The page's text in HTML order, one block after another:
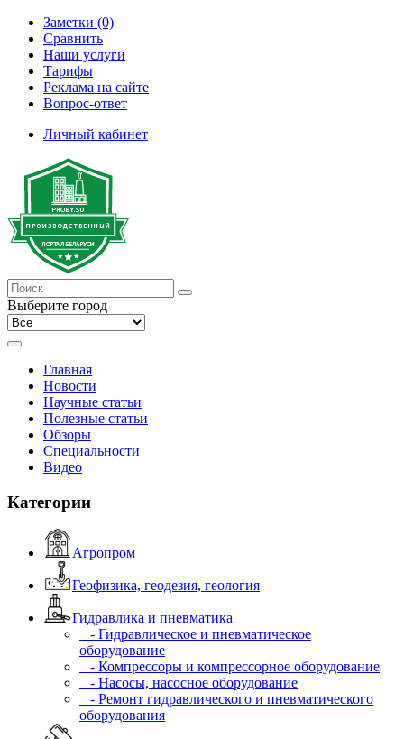
Заметки (0)
Сравнить
Наши услуги
Тарифы
Реклама на сайте
Вопрос-ответ
Личный кабинет
Выберите город
Главная
Новости
Научные статьи
Полезные статьи
Обзоры
Специальности
Видео
Категории
Агропром
Геофизика, геодезия, геология
Гидравлика и пневматика
- Гидравлическое и пневматическое
оборудование
- Компрессоры и компрессорное оборудование
- Насосы, насосное оборудование
- Ремонт гидравлического и пневматического
оборудования